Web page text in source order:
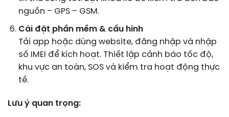
nguồn – GPS – GSM.
Cài đặt phần mềm & cấu hình
Tải app hoặc dùng website, đăng nhập và nhập
số IMEI để kích hoạt. Thiết lập cảnh báo tốc độ,
khu vực an toàn, SOS và kiểm tra hoạt động thực
tế.
Lưu ý quan trọng: